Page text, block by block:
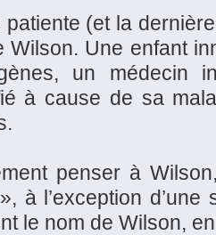
patiente (et la
Wilson. Une enfant
un médecin
à cause de sa
penser à
à l’exception
le nom de Wilson,